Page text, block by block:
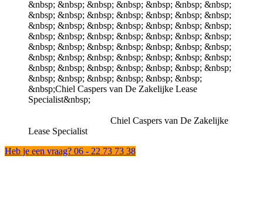
Chiel Caspers van De Zakelijke
Lease Specialist
Heb je een vraag? 06 - 22 73 73 38